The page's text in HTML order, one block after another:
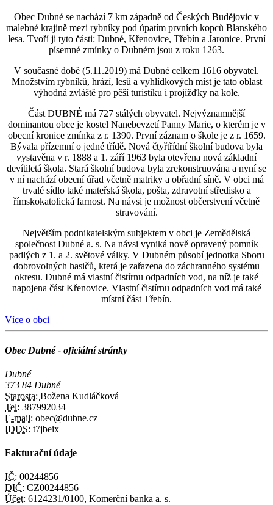
Obec Dubné se nachází 7 km západně od Českých Budějovic v
malebné krajině mezi rybníky pod úpatím prvních kopců Blanského
lesa. Tvoří ji tyto části: Dubné, Křenovice, Třebín a Jaronice. První
písemné zmínky o Dubném jsou z roku 1263.
V současné době (5.11.2019) má Dubné celkem 1616 obyvatel.
Množstvím rybníků, hrází, lesů a vyhlídkových míst je tato oblast
výhodná zvláště pro pěší turistiku i projížďky na kole.
Část DUBNÉ má 727 stálých obyvatel. Nejvýznamnější
dominantou obce je kostel Nanebevzetí Panny Marie, o kterém je v
obecní kronice zmínka z r. 1390. První záznam o škole je z r. 1659.
Bývala přízemní o jedné třídě. Nová čtyřtřídní školní budova byla
vystavěna v r. 1888 a 1. září 1963 byla otevřena nová základní
devítiletá škola. Stará školní budova byla zrekonstruována a nyní se
v ní nachází obecní úřad včetně matriky a obřadní síně. V obci má
trvalé sídlo také mateřská škola, pošta, zdravotní středisko a
římskokatolická farnost. Na návsi je možnost občerstvení včetně
stravování.
Největším podnikatelským subjektem v obci je Zemědělská
společnost Dubné a. s. Na návsi vyniká nově opravený pomník
padlých z 1. a 2. světové války. V Dubném působí jednotka Sboru
dobrovolných hasičů, která je zařazena do záchranného systému
okresu. Dubné má vlastní čistírnu odpadních vod, na níž je také
napojena část Křenovice. Vlastní čistírnu odpadních vod má také
místní část Třebín.
Více o obci
Obec Dubné - oficiální stránky
Dubné
373 84 Dubné
Starosta: Božena Kudláčková
Tel: 387992034
E-mail: obec@dubne.cz
IDDS: t7jbeix
Fakturační údaje
IČ: 00244856
DIČ: CZ00244856
Účet: 6124231/0100, Komerční banka a. s.